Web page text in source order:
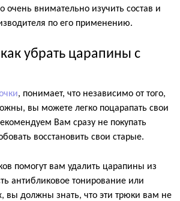
очень внимательно изучить состав и
по его применению.
убрать царапины с
, понимает, что независимо от того,
вы можете легко поцарапать свои
Вам сразу не покупать
восстановить свои старые.
помогут вам удалить царапины из
антибликовое тонирование или
вы должны знать, что эти трюки вам не